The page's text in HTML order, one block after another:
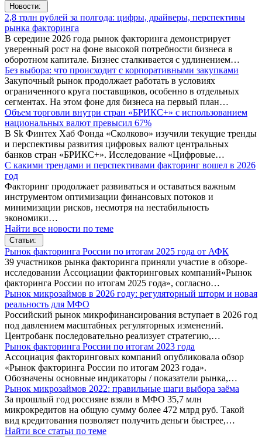
Новости:
2,8 трлн рублей за полгода: цифры, драйверы, перспективы
рынка факторинга
В середине 2026 года рынок факторинга демонстрирует
уверенный рост на фоне высокой потребности бизнеса в
оборотном капитале. Бизнес сталкивается с удлинением…
Без выбора: что происходит с корпоративными закупками
Закупочный рынок продолжает работать в условиях
ограниченного круга поставщиков, особенно в отдельных
сегментах. На этом фоне для бизнеса на первый план…
Объем торговли внутри стран «БРИКС+» с использованием
национальных валют превысил 67%
В Sk Финтех Хаб Фонда «Сколково» изучили текущие тренды
и перспективы развития цифровых валют центральных
банков стран «БРИКС+». Исследование «Цифровые…
С какими трендами и перспективами факторинг вошел в 2026
год
Факторинг продолжает развиваться и оставаться важным
инструментом оптимизации финансовых потоков и
минимизации рисков, несмотря на нестабильность
экономики…
Найти все новости по теме
Статьи:
Рынок факторинга России по итогам 2025 года от АФК
39 участников рынка факторинга приняли участие в обзоре-
исследовании Ассоциации факторинговых компаний«Рынок
факторинга России по итогам 2025 года», согласно…
Рынок микрозаймов в 2026 году: регуляторный шторм и новая
реальность для МФО
Российский рынок микрофинансирования вступает в 2026 год
под давлением масштабных регуляторных изменений.
Центробанк последовательно реализует стратегию,…
Рынок факторинга России по итогам 2023 года
Ассоциация факторинговых компаний опубликовала обзор
«Рынок факторинга России по итогам 2023 года».
Обозначены основные индикаторы / показатели рынка,…
Рынок микрозаймов 2022: правильные шаги выбора заёма
За прошлый год россияне взяли в МФО 35,7 млн
микрокредитов на общую сумму более 472 млрд руб. Такой
вид кредитования позволяет получить деньги быстрее,…
Найти все статьи по теме